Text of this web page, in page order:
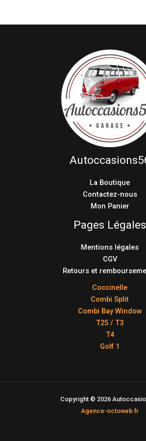
La Boutique
Contactez-nous
Mon Panier
Pages Légales
Mentions légales
CGV
Retours et
Coccinelle
Combi Split
Combi Bay Window
T25 / T3
T4
Golf 1
Copyright © 2026
Agence-octoweb.fr